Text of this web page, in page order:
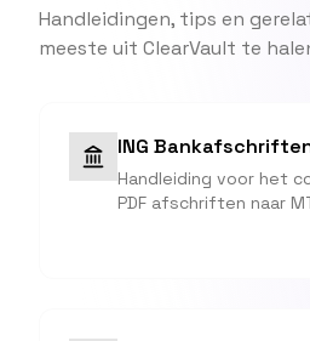
Handleidingen, tips en
meeste uit ClearVault te
ING
Handleiding voor het
PDF afschriften naar